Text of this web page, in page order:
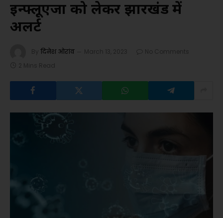
इन्फ्लूएंजा को लेकर झारखंड में
अलर्ट
By दिनेश ओरांव March 13, 2023
No Comments
2 Mins Read